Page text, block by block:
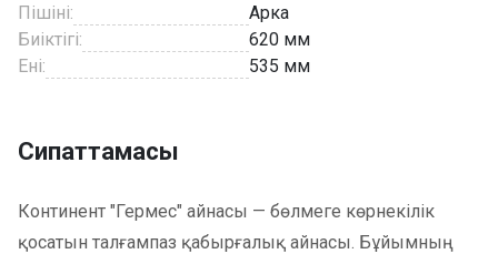
Пішіні:
Арка
Биіктігі:
620 мм
Ені:
535 мм
Сипаттамасы
Континент "Гермес" айнасы — бөлмеге көрнекілік
қосатын талғампаз қабырғалық айнасы. Бұйымның